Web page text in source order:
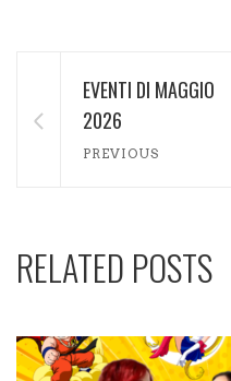
EVENTI DI MAGGIO
2026
PREVIOUS
RELATED POSTS